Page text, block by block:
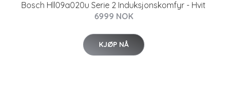
Bosch Hll09a020u Serie 2 Induksjonskomfyr - Hvit
6999 NOK
KJØP NÅ